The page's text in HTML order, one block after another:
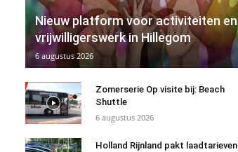
Nieuw platform voor activiteiten en
vrijwilligerswerk in Hillegom
6 augustus 2026
Zomerserie Op visite bij: Beach
Shuttle
6 augustus 2026
Holland Rijnland pakt laadtarieven